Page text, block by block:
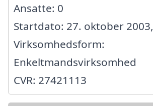
Ansatte: 0
Startdato: 27. oktober 2003,
Virksomhedsform:
Enkeltmandsvirksomhed
CVR: 27421113